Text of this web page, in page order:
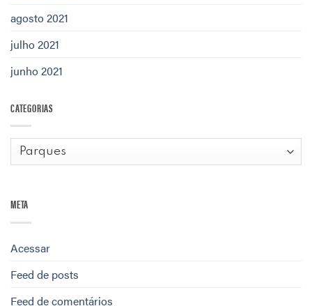
agosto 2021
julho 2021
junho 2021
CATEGORIAS
Categorias
META
Acessar
Feed de posts
Feed de comentários